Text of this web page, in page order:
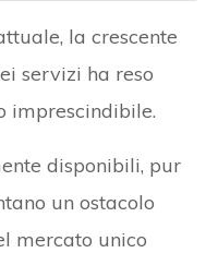
la crescente
servizi ha reso
imprescindibile.
disponibili, pur
un ostacolo
mercato unico